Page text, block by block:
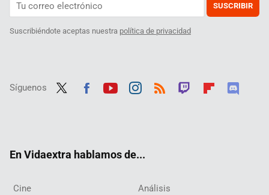
SUSCRIBIR
Suscribiéndote aceptas nuestra política de privacidad
Síguenos
En Vidaextra hablamos de...
Cine Análisis